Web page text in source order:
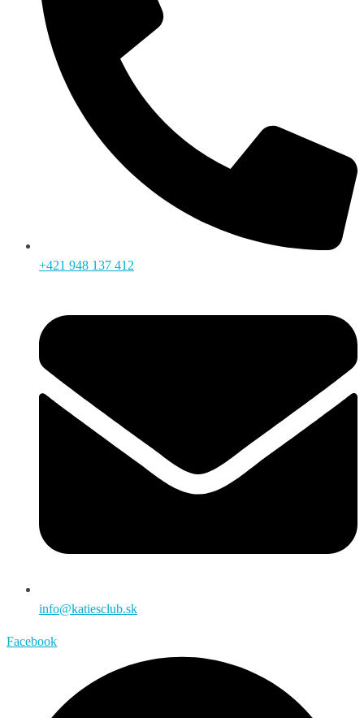
+421 948 137 412
info@katiesclub.sk
Facebook